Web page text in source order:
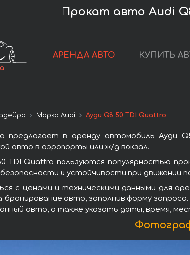
Прокат авто Audi
АРЕНДА АВТО КУПИТЬ
Марка Audi Ауди Q8 50 TDI Quattro
предлагает в аренду автомобиль
авто в аэропорты или ж/д вокзал.
TDI Quattro пользуются популярностью
и устойчивости при движении
с ценами и техническими данными для
бронирование авто, заполнив форму
авто, а также указать даты, время,